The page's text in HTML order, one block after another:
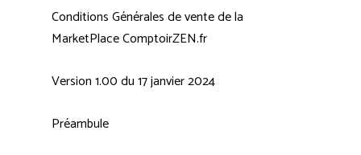
Conditions Générales de vente de la
MarketPlace ComptoirZEN.fr
Version 1.00 du 17 janvier 2024
Préambule